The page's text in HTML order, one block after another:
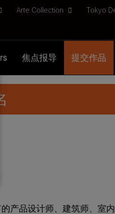
Arte Collection Tokyo
焦点报导 提交作品
产品设计师、建筑师、室内